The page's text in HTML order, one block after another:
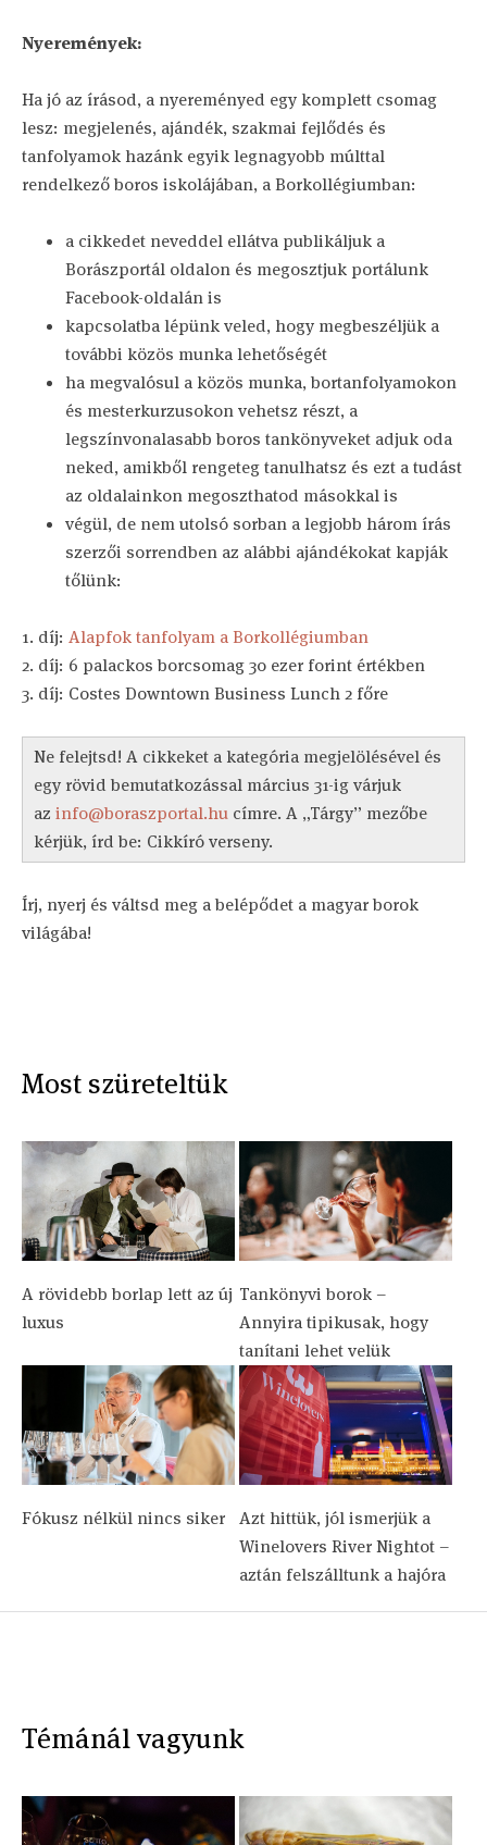
Nyeremények:
Ha jó az írásod, a nyereményed egy komplett csomag
lesz: megjelenés, ajándék, szakmai fejlődés és
tanfolyamok hazánk egyik legnagyobb múlttal
rendelkező boros iskolájában, a Borkollégiumban:
a cikkedet neveddel ellátva publikáljuk a
Borászportál oldalon és megosztjuk portálunk
Facebook-oldalán is
kapcsolatba lépünk veled, hogy megbeszéljük a
további közös munka lehetőségét
ha megvalósul a közös munka, bortanfolyamokon
és mesterkurzusokon vehetsz részt, a
legszínvonalasabb boros tankönyveket adjuk oda
neked, amikből rengeteg tanulhatsz és ezt a tudást
az oldalainkon megoszthatod másokkal is
végül, de nem utolsó sorban a legjobb három írás
szerzői sorrendben az alábbi ajándékokat kapják
tőlünk:
1. díj: Alapfok tanfolyam a Borkollégiumban
2. díj: 6 palackos borcsomag 30 ezer forint értékben
3. díj: Costes Downtown Business Lunch 2 főre
Ne felejtsd! A cikkeket a kategória megjelölésével és
egy rövid bemutatkozással március 31-ig várjuk
az info@boraszportal.hu címre. A „Tárgy” mezőbe
kérjük, írd be: Cikkíró verseny.
Írj, nyerj és váltsd meg a belépődet a magyar borok
világába!
Most szüreteltük
A rövidebb borlap lett az új
luxus
Tankönyvi borok –
Annyira tipikusak, hogy
tanítani lehet velük
Fókusz nélkül nincs siker
Azt hittük, jól ismerjük a
Winelovers River Nightot –
aztán felszálltunk a hajóra
Témánál vagyunk